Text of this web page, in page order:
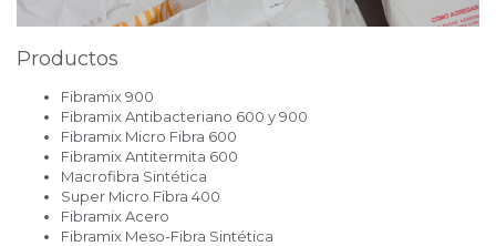
Productos
Fibramix 900
Fibramix Antibacteriano 600 y 900
Fibramix Micro Fibra 600
Fibramix Antitermita 600
Macrofibra Sintética
Super Micro Fibra 400
Fibramix Acero
Fibramix Meso-Fibra Sintética